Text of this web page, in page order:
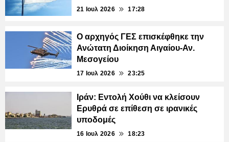
21 Ιουλ 2026 17:28
Ο αρχηγός ΓΕΣ επισκέφθηκε την
Ανώτατη Διοίκηση Αιγαίου-Αν.
Μεσογείου
17 Ιουλ 2026 23:25
Ιράν: Εντολή Χούθι να κλείσουν
Ερυθρά σε επίθεση σε ιρανικές
υποδομές
16 Ιουλ 2026 18:23